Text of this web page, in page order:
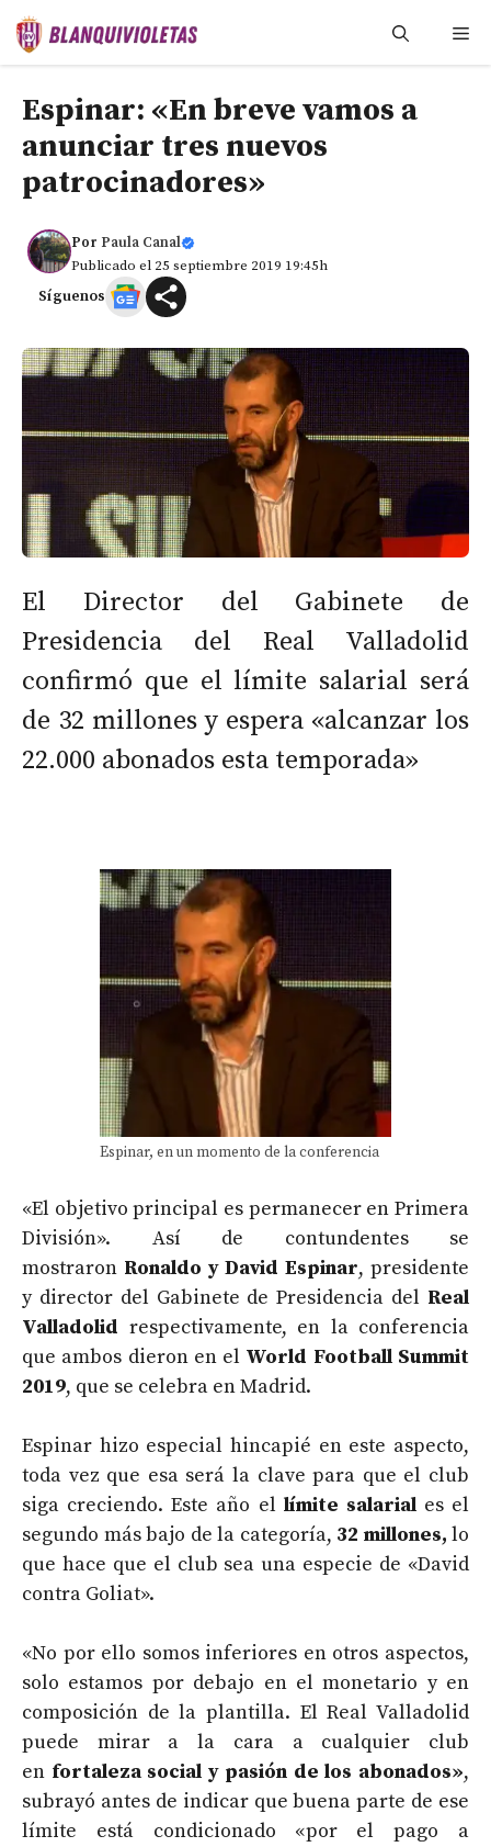
Saltar
Espinar: «En breve vamos a
anunciar tres nuevos
patrocinadores»
Por Paula Canal
Publicado el 25 septiembre 2019 19:45h
Síguenos
El Director del Gabinete de
Presidencia del Real Valladolid
confirmó que el límite salarial será
de 32 millones y espera «alcanzar los
22.000 abonados esta temporada»
Espinar, en un momento de la conferencia
«El objetivo principal es permanecer en Primera
División». Así de contundentes se
mostraron Ronaldo y David Espinar, presidente
y director del Gabinete de Presidencia del Real
Valladolid respectivamente, en la conferencia
que ambos dieron en el World Football Summit
2019, que se celebra en Madrid.
Espinar hizo especial hincapié en este aspecto,
toda vez que esa será la clave para que el club
siga creciendo. Este año el límite salariales el
segundo más bajo de la categoría, 32 millones, lo
que hace que el club sea una especie de «David
contra Goliat».
«No por ello somos inferiores en otros aspectos,
solo estamos por debajo en el monetario y en
composición de la plantilla. El Real Valladolid
puede mirar a la cara a cualquier club
en fortaleza social y pasión de los abonados»,
subrayó antes de indicar que buena parte de ese
límite está condicionado «por el pago a